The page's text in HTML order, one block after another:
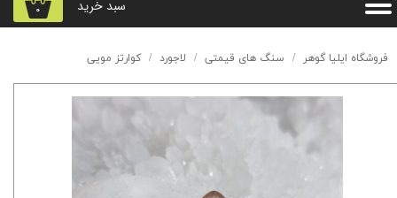
۰ سبد خرید
فروشگاه ایلیا گوهر سنگ های قیمتی لاجورد کوارتز مویی